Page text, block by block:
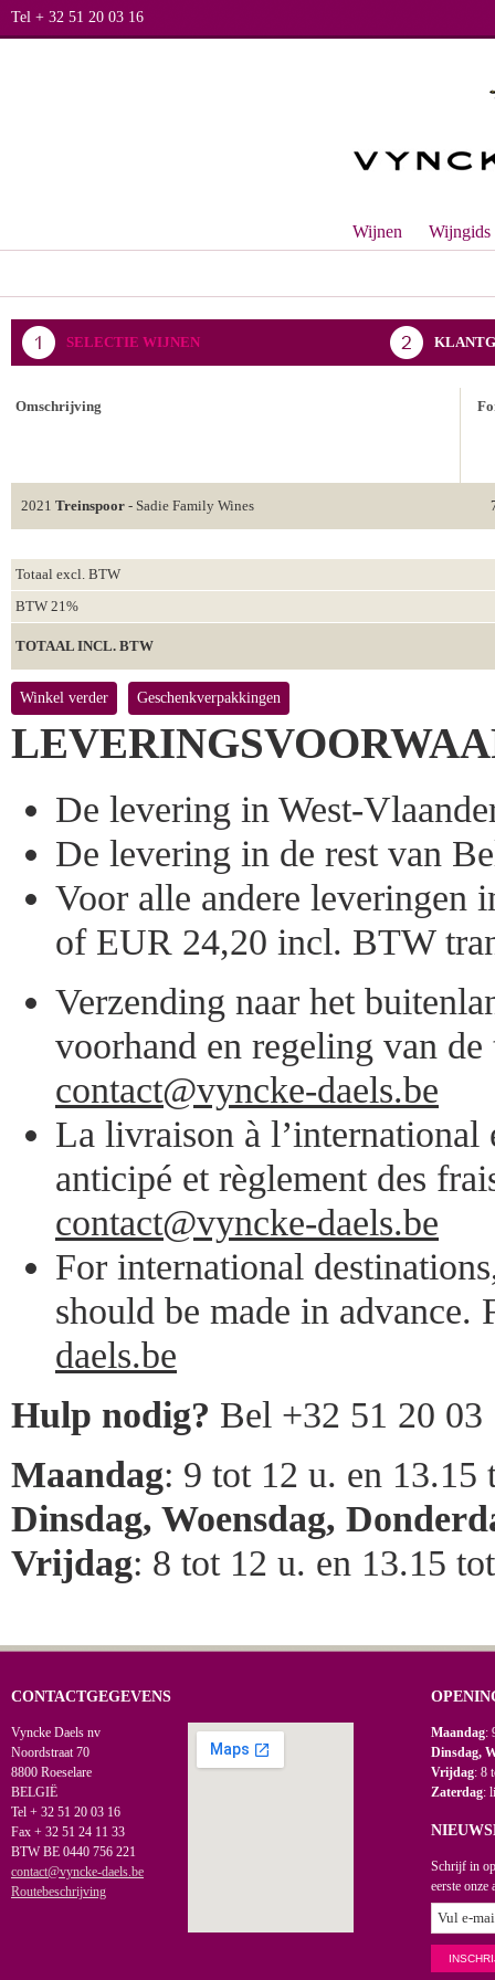
Tel + 32 51 20 03 16
Wijnen Wijngids
SELECTIE WIJNEN
Omschrijving
2021 Treinspoor - Sadie Family Wines
Totaal excl. BTW
BTW 21%
TOTAAL INCL. BTW
Winkel verder Geschenkverpakkingen
De levering in West-
De levering in de rest van
Voor alle andere
of EUR 24,20 incl. BTW
Verzending naar het
voorhand en regeling van
contact@vyncke-daels.be
La livraison à l’international
anticipé et règlement des
contact@vyncke-daels.be
For international
should be made in advance.
daels.be
Hulp nodig? Bel +32 51 20 03
Maandag: 9 tot 12 u. en 13.15
Dinsdag, Woensdag,
Vrijdag: 8 tot 12 u. en 13.15
CONTACTGEGEVENS
Vyncke Daels nv
Noordstraat 70
8800 Roeselare
BELGIË
Tel + 32 51 20 03 16
Fax + 32 51 24 11 33
BTW BE 0440 756 221
contact@vyncke-daels.be
Routebeschrijving
Maandag:
Dinsdag,
Vrijdag: 8
Zaterdag:
Schrijf in
eerste onze